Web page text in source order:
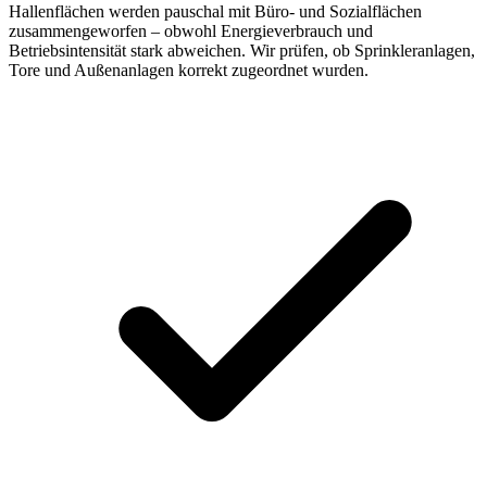
Hallenflächen werden pauschal mit Büro- und Sozialflächen
zusammengeworfen – obwohl Energieverbrauch und
Betriebsintensität stark abweichen. Wir prüfen, ob Sprinkleranlagen,
Tore und Außenanlagen korrekt zugeordnet wurden.